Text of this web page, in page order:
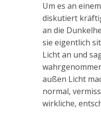
Um es an
diskutiert
an die
sie eigentlich
Licht an und
außen Licht
normal,
wirkliche,